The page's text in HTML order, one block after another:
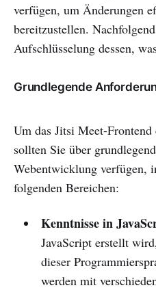
verfügen, um Änderungen
bereitzustellen.
Aufschlüsselung dessen,
Grundlegende
Um das Jitsi Meet-Frontend
sollten Sie über
Webentwicklung verfügen,
folgenden Bereichen:
Kenntnisse in
JavaScript erstellt
dieser
werden mit